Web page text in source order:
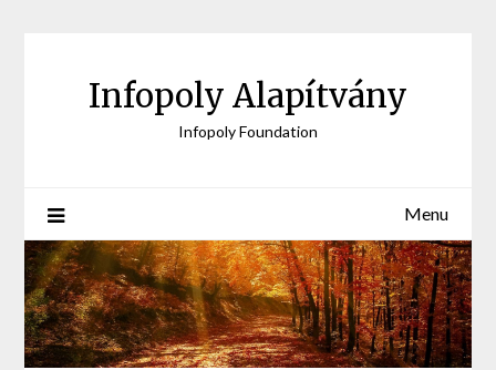
Infopoly Alapítvány
Infopoly Foundation
Menu